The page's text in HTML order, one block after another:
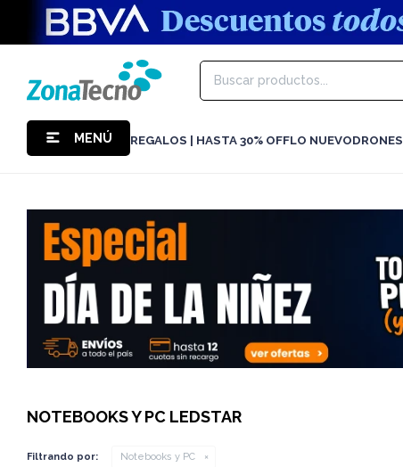
MENÚ REGALOS | HASTA 30% OFFLO NUEVODRONES
NOTEBOOKS Y PC LEDSTAR
Filtrando por: Notebooks y PC